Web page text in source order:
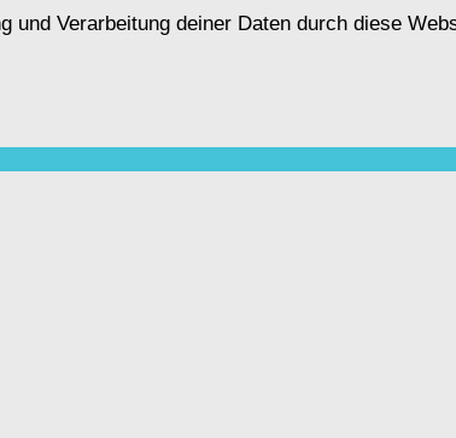
Verarbeitung deiner Daten durch diese